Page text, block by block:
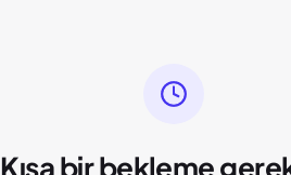
Kısa bir bekleme